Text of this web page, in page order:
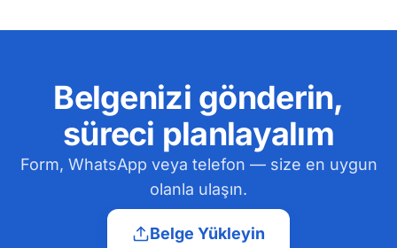
Belgenizi gönderin,
süreci planlayalım
Form, WhatsApp veya telefon — size en uygun
olanla ulaşın.
Belge Yükleyin